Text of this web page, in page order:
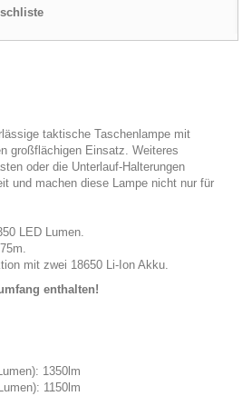
taktische Taschenlampe mit
großflächigen Einsatz. Weiteres
oder die Unterlauf-Halterungen
und machen diese Lampe nicht nur für
LED Lumen.
mit zwei 18650 Li-Ion Akku.
enthalten!
1350lm
1150lm